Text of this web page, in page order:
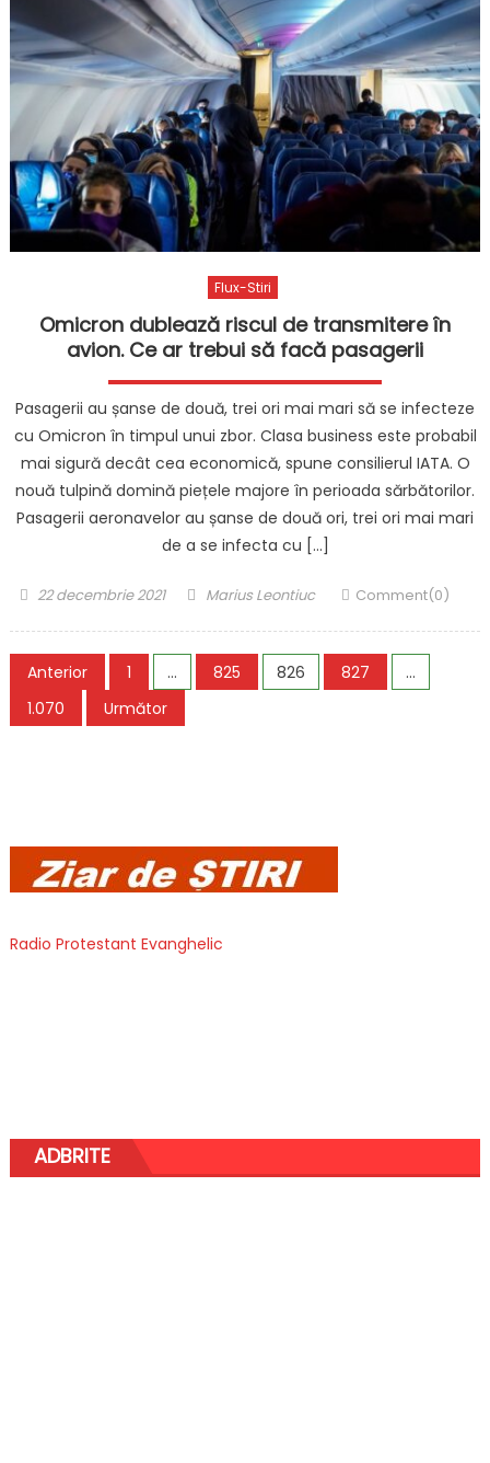
Flux-Stiri
Omicron dublează riscul de transmitere în
avion. Ce ar trebui să facă pasagerii
Pasagerii au șanse de două, trei ori mai mari să se infecteze
cu Omicron în timpul unui zbor. Clasa business este probabil
mai sigură decât cea economică, spune consilierul IATA. O
nouă tulpină domină piețele majore în perioada sărbătorilor.
Pasagerii aeronavelor au șanse de două ori, trei ori mai mari
de a se infecta cu […]
Posted
22 decembrie 2021 Author
Marius Leontiuc Comment(0)
Paginație
articole
Anterior 1 … 825 826 827
…
1.070
Următor
Radio Protestant Evanghelic
ADBRITE